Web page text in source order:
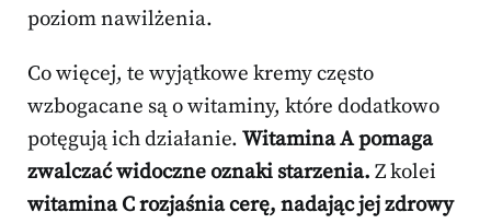
poziom nawilżenia.
Co więcej, te wyjątkowe kremy często
wzbogacane są o witaminy, które dodatkowo
potęgują ich działanie. Witamina A pomaga
zwalczać widoczne oznaki starzenia. Z kolei
witamina C rozjaśnia cerę, nadając jej zdrowy